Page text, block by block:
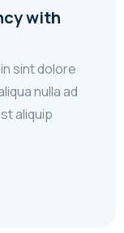
with
sint dolore
nulla ad
aliquip